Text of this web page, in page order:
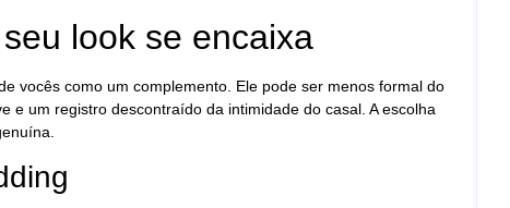
look se encaixa
vocês como um complemento. Ele pode ser menos formal do
e um registro descontraído da intimidade do casal. A escolha